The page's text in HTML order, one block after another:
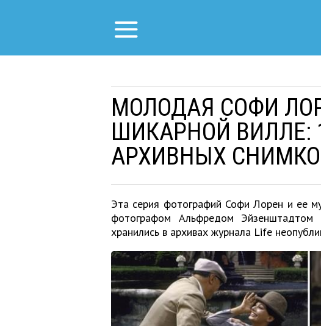
МОЛОДАЯ СОФИ
ШИКАРНОЙ ВИЛЛЕ:
АРХИВНЫХ
Эта серия фотографий Софи Лорен и ее
фотографом Альфредом
хранились в архивах журнала Life